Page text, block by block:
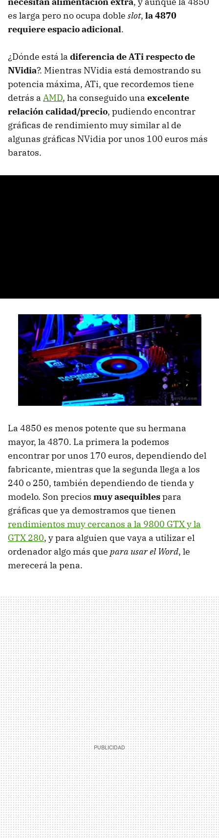
es larga pero no ocupa doble slot, la 4870
requiere espacio adicional.
¿Dónde está la diferencia de ATi respecto de
NVidia?. Mientras NVidia está demostrando su
potencia máxima, ATi, que recordemos tiene
detrás a AMD, ha conseguido una excelente
relación calidad/precio, pudiendo encontrar
gráficas de rendimiento muy similar al de
algunas gráficas NVidia por unos 100 euros más
baratos.
La 4850 es menos potente que su hermana
mayor, la 4870. La primera la podemos
encontrar por unos 170 euros, dependiendo del
fabricante, mientras que la segunda llega a los
240 o 250, también dependiendo de tienda y
modelo. Son precios muy asequiblespara
gráficas que ya demostramos que tienen
rendimientos muy cercanos a la 9800 GTX y la
GTX 280, y para alguien que vaya a utilizar el
ordenador algo más que para usar el Word, le
merecerá la pena.